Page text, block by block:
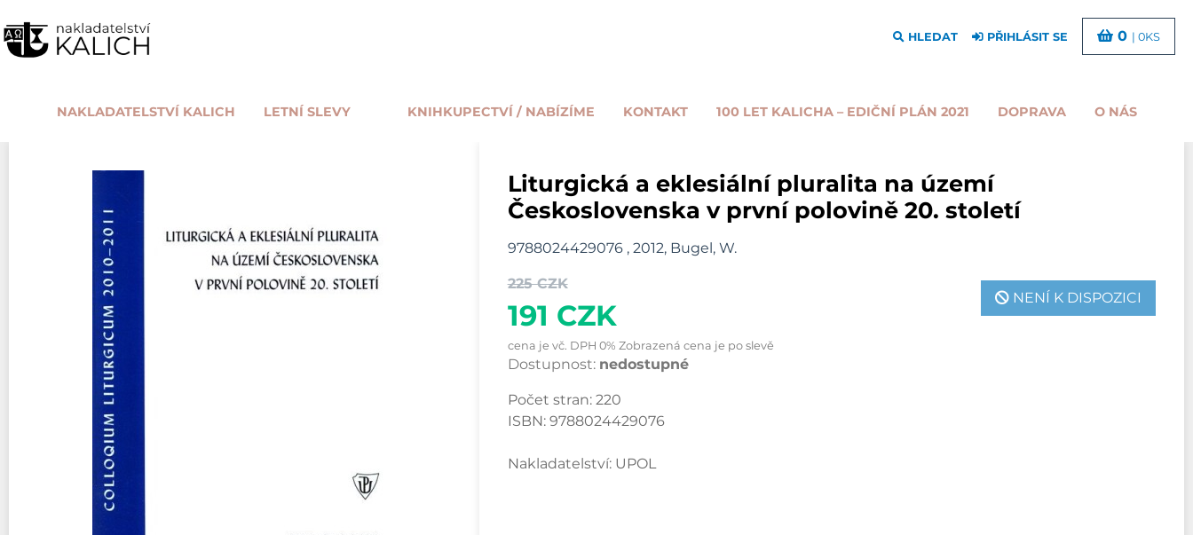
NAKLADATELSTVÍ KALICH LETNÍ SLEVY KNIHKUPECTVÍ / NABÍZÍME KONTAKT 100 LET KALICHA – EDIČNÍ PLÁN 2021 DOPRAVA O NÁS
HLEDAT PŘIHLÁSIT SE 0 | 0KS
Liturgická a eklesiální pluralita na území
Československa v první polovině 20. století
9788024429076 , 2012, Bugel, W.
225 CZK
191 CZK
NENÍ K DISPOZICI
cena je vč. DPH 0% Zobrazená cena je po slevě
Dostupnost: nedostupné
Počet stran: 220
ISBN: 9788024429076
Nakladatelství: UPOL